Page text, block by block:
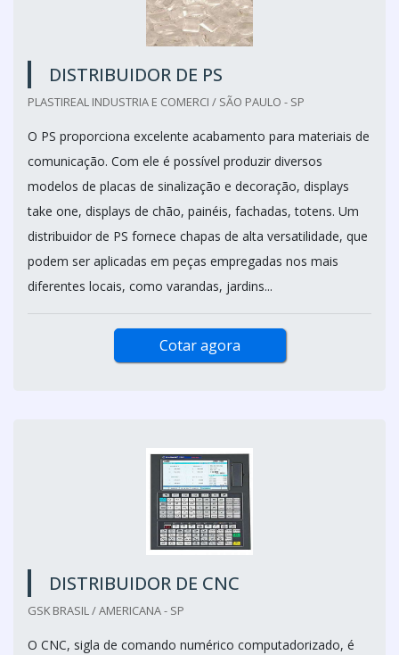
DISTRIBUIDOR DE PS
PLASTIREAL INDUSTRIA E COMERCI / SÃO PAULO - SP
O PS proporciona excelente acabamento para materiais de
comunicação. Com ele é possível produzir diversos
modelos de placas de sinalização e decoração, displays
take one, displays de chão, painéis, fachadas, totens. Um
distribuidor de PS fornece chapas de alta versatilidade, que
podem ser aplicadas em peças empregadas nos mais
diferentes locais, como varandas, jardins...
Cotar agora
DISTRIBUIDOR DE CNC
GSK BRASIL / AMERICANA - SP
O CNC, sigla de comando numérico computadorizado, é